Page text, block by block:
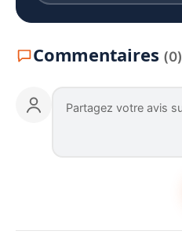
Commentaires (0)